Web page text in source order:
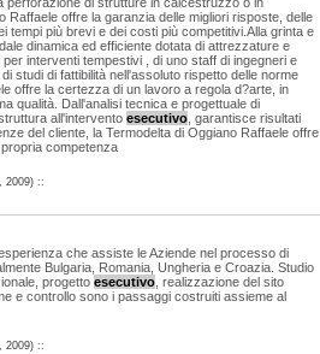
Raffaele offre la garanzia delle migliori risposte, delle
tempi più brevi e dei costi più competitivi.Alla grinta e
dinamica ed efficiente dotata di attrezzature e
interventi tempestivi , di uno staff di ingegneri e
studi di fattibilità nell'assoluto rispetto delle norme
offre la certezza di un lavoro a regola d?arte, in
qualità. Dall'analisi tecnica e progettuale di
all'intervento esecutivo , garantisce risultati
del cliente, la Termodelta di Oggiano Raffaele offre
competenza
2009) ::
che assiste le Aziende nel processo di
Bulgaria, Romania, Ungheria e Croazia. Studio
progetto esecutivo , realizzazione del sito
e controllo sono i passaggi costruiti assieme al
2009) ::